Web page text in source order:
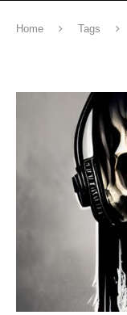
Home Tags